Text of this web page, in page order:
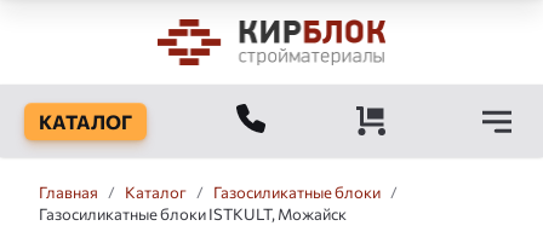
КАТАЛОГ
Главная / Каталог / Газосиликатные блоки /
Газоcиликатные блоки ISTKULT, Можайск